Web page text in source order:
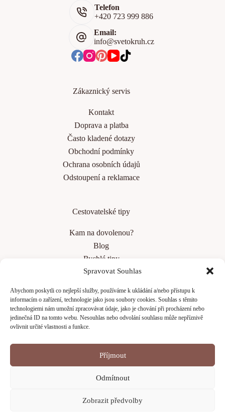
Spravovat Souhlas
Abychom poskytli co nejlepší služby, používáme k ukládání a/nebo přístupu k
informacím o zařízení, technologie jako jsou soubory cookies. Souhlas s těmito
technologiemi nám umožní zpracovávat údaje, jako je chování při procházení nebo
jedinečná ID na tomto webu. Nesouhlas nebo odvolání souhlasu může nepříznivě
ovlivnit určité vlastnosti a funkce.
Příjmout
Odmítnout
Zobrazit předvolby
Telefon
+420 723 999 886
Email:
info@svetokruh.cz
Zákaznický servis
Kontakt
Doprava a platba
Často kladené dotazy
Obchodní podmínky
Ochrana osobních údajů
Odstoupení a reklamace
Cestovatelské tipy
Kam na dovolenou?
Blog
Rychlé tipy
Top 10 měst v Evropě
Jak se připravit na dlouhý let
Můj příběh
Recenze
Digitální průvodci
Všechna práva vyhrazena © 2026 - Světokruh